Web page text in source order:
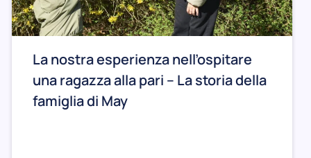
La nostra esperienza nell’ospitare
una ragazza alla pari – La storia della
famiglia di May